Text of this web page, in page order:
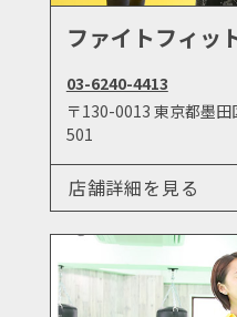
ファイトフィッ
03-6240-4413
〒130-0013 東京都墨
501
店舗詳細を見る